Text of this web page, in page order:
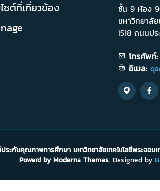
ไซต์ที่เกี่ยวข้อง
ชั้น 9 ห้อง
มหาวิทยาลัย
1518 ถนนป
โทรศัพท์:
อีเมล:
ระกันคุณภาพการศึกษา มหาวิทยาลัยเทคโนโลยีพระจอมเ
Powerd by Moderna Themes. Designed by